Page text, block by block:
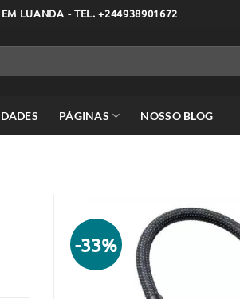
LUANDA - TEL. +244938901672
PÁGINAS NOSSO BLOG
-33%